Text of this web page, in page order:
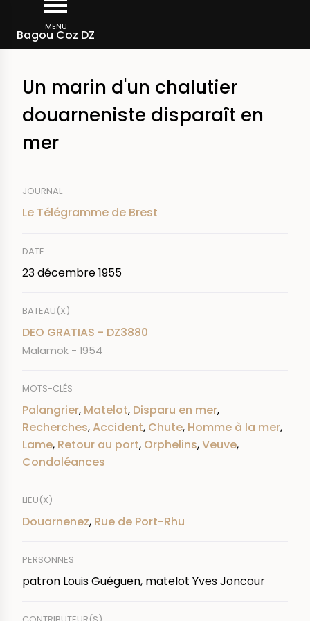
contenu
MENU
Bagou Coz DZ
d'Ariane
Rechercher dans la presse
Un marin d'un chalutier
douarneniste disparaît en
mer
JOURNAL
Le Télégramme de Brest
DATE
23 décembre 1955
BATEAU(X)
DEO GRATIAS - DZ3880
Malamok - 1954
MOTS-CLÉS
Palangrier, Matelot, Disparu en mer,
Recherches,Accident, Chute, Homme à la mer,
Lame, Retour au port, Orphelins,Veuve,
Condoléances
LIEU(X)
Douarnenez, Rue de Port-Rhu
PERSONNES
patron Louis Guéguen, matelot Yves Joncour